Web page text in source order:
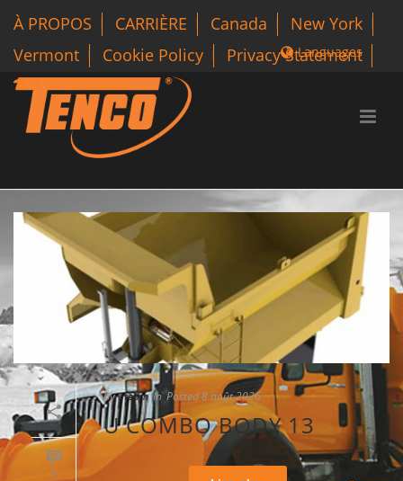
À PROPOS CARRIÈRE Canada
New York
Vermont
Cookie Policy Privacy Statement
1 800-318-3626
Languages
0
Byqteam In Posted8 août 2026
U COMBO BODY 13